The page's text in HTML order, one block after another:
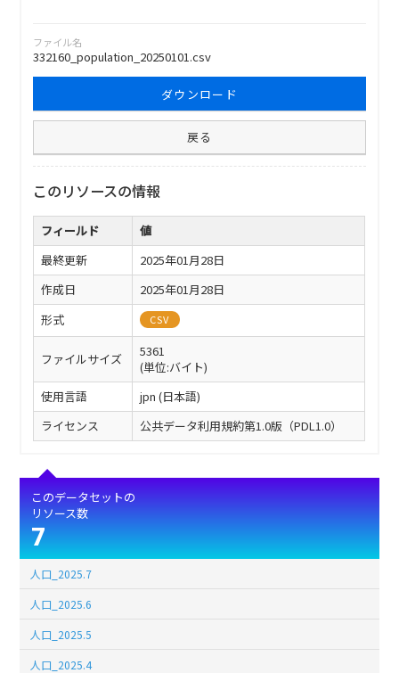
ファイル名
332160_population_20250101.csv
ダウンロード
戻る
このリソースの情報
フィールド
値
最終更新
2025年01月28日
作成日
2025年01月28日
形式
CSV
ファイルサイズ
5361
(単位:バイト)
使用言語
jpn (日本語)
ライセンス
公共データ利用規約第1.0版（PDL1.0）
このデータセットの
リソース数
7
人口_2025.7
人口_2025.6
人口_2025.5
人口_2025.4